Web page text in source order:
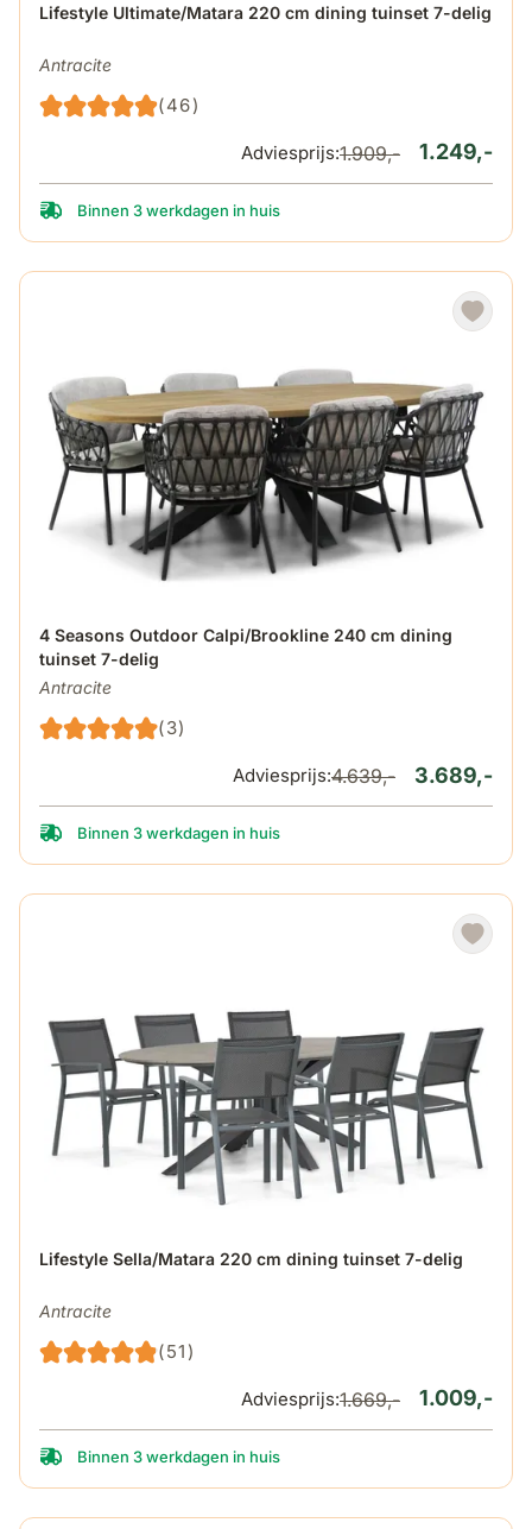
Lifestyle Ultimate/Matara 220 cm dining tuinset 7-delig
Antracite
(46)
De prijs is afhankelijk van de gekozen opties op de
1.249,-
Adviesprijs:1.909,-
Binnen 3 werkdagen in huis
4 Seasons Outdoor Calpi/Brookline 240 cm dining
tuinset 7-delig
Antracite
(3)
De prijs is afhankelijk van de gekozen opties op de
3.689,-
Adviesprijs:4.639,-
Binnen 3 werkdagen in huis
Lifestyle Sella/Matara 220 cm dining tuinset 7-delig
Antracite
(51)
De prijs is afhankelijk van de gekozen opties op de
1.009,-
Adviesprijs:1.669,-
Binnen 3 werkdagen in huis